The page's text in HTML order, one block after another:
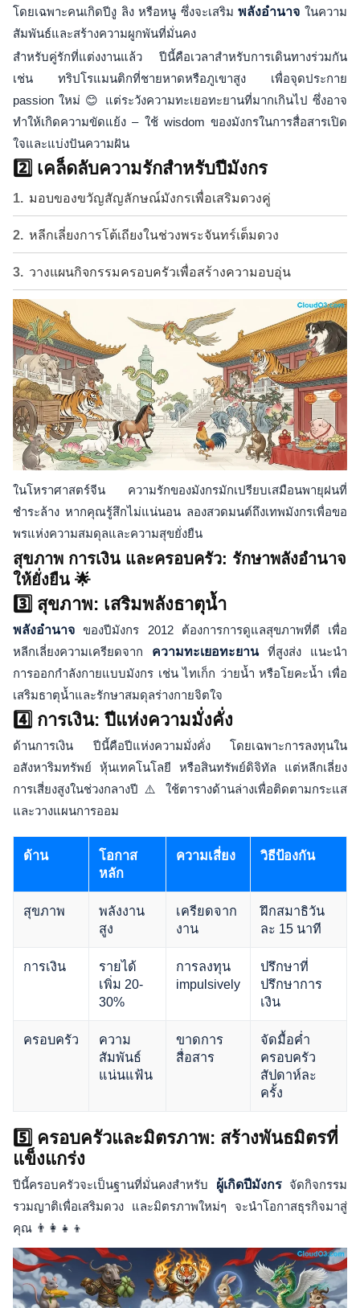
โดยเฉพาะคนเกิดปีงู ลิง หรือหนู ซึ่งจะเสริมพลังอำนาจ ในความ
สัมพันธ์และสร้างความผูกพันที่มั่นคง
สำหรับคู่รักที่แต่งงานแล้ว ปีนี้คือเวลาสำหรับการเดินทางร่วมกัน
เช่น ทริปโรแมนติกที่ชายหาดหรือภูเขาสูง เพื่อจุดประกาย
passion ใหม่ 😊 แต่ระวังความทะเยอทะยานที่มากเกินไป ซึ่งอาจ
ทำให้เกิดความขัดแย้ง – ใช้ wisdom ของมังกรในการสื่อสารเปิด
ใจและแบ่งปันความฝัน
2️⃣ เคล็ดลับความรักสำหรับปีมังกร
มอบของขวัญสัญลักษณ์มังกรเพื่อเสริมดวงคู่
หลีกเลี่ยงการโต้เถียงในช่วงพระจันทร์เต็มดวง
วางแผนกิจกรรมครอบครัวเพื่อสร้างความอบอุ่น
ในโหราศาสตร์จีน ความรักของมังกรมักเปรียบเสมือนพายุฝนที่
ชำระล้าง หากคุณรู้สึกไม่แน่นอน ลองสวดมนต์ถึงเทพมังกรเพื่อขอ
พรแห่งความสมดุลและความสุขยั่งยืน
สุขภาพ การเงิน และครอบครัว: รักษาพลังอำนาจ
ให้ยั่งยืน 🌟
3️⃣ สุขภาพ: เสริมพลังธาตุน้ำ
พลังอำนาจ ของปีมังกร 2012 ต้องการการดูแลสุขภาพที่ดี เพื่อ
หลีกเลี่ยงความเครียดจาก ความทะเยอทะยานที่สูงส่ง แนะนำ
การออกกำลังกายแบบมังกร เช่น ไทเก็ก ว่ายน้ำ หรือโยคะน้ำ เพื่อ
เสริมธาตุน้ำและรักษาสมดุลร่างกายจิตใจ
4️⃣ การเงิน: ปีแห่งความมั่งคั่ง
ด้านการเงิน ปีนี้คือปีแห่งความมั่งคั่ง โดยเฉพาะการลงทุนใน
อสังหาริมทรัพย์ หุ้นเทคโนโลยี หรือสินทรัพย์ดิจิทัล แต่หลีกเลี่ยง
การเสี่ยงสูงในช่วงกลางปี ⚠️ ใช้ตารางด้านล่างเพื่อติดตามกระแส
และวางแผนการออม
ด้าน
โอกาส
หลัก
ความเสี่ยง วิธีป้องกัน
สุขภาพ
พลังงาน
สูง
เครียดจาก
งาน
ฝึกสมาธิวัน
ละ 15 นาที
การเงิน
รายได้
เพิ่ม 20-
30%
การลงทุน
impulsively
ปรึกษาที่
ปรึกษาการ
เงิน
ครอบครัว
ความ
สัมพันธ์
แน่นแฟ้น
ขาดการ
สื่อสาร
จัดมื้อค่ำ
ครอบครัว
สัปดาห์ละ
ครั้ง
5️⃣ ครอบครัวและมิตรภาพ: สร้างพันธมิตรที่
แข็งแกร่ง
ปีนี้ครอบครัวจะเป็นฐานที่มั่นคงสำหรับ ผู้เกิดปีมังกรจัดกิจกรรม
รวมญาติเพื่อเสริมดวง และมิตรภาพใหม่ๆ จะนำโอกาสธุรกิจมาสู่
คุณ 👨‍👩‍👧‍👦